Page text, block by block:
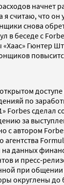
начнет
считаю, что он
снова
в беседе с
«Хаас» Гюнтер
по
Forbes сделал
за
с автором
агентства
данных
и пресс-
при общении
округлены до